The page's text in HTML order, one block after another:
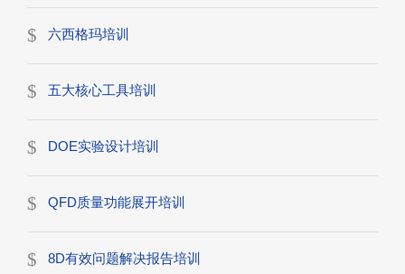
六西格玛培训
五大核心工具培训
DOE实验设计培训
QFD质量功能展开培训
8D有效问题解决报告培训